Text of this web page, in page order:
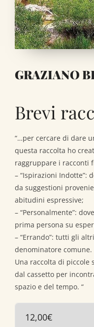
GRAZIANO
Brevi
“…per cercare di dare
questa raccolta ho
raggruppare i racconti
– “Ispirazioni Indotte”:
da suggestioni
abitudini espressive;
– “Personalmente”:
prima persona su
– “Errando”: tutti gli
denominatore comune.
Una raccolta di piccole
dal cassetto per
spazio e del tempo. “
12,00€